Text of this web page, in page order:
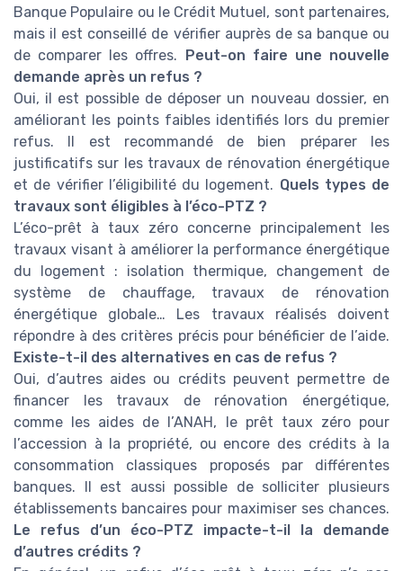
Banque Populaire ou le Crédit Mutuel, sont partenaires,
mais il est conseillé de vérifier auprès de sa banque ou
de comparer les offres. Peut-on faire une nouvelle
demande après un refus ?
Oui, il est possible de déposer un nouveau dossier, en
améliorant les points faibles identifiés lors du premier
refus. Il est recommandé de bien préparer les
justificatifs sur les travaux de rénovation énergétique
et de vérifier l’éligibilité du logement. Quels types de
travaux sont éligibles à l’éco-PTZ ?
L’éco-prêt à taux zéro concerne principalement les
travaux visant à améliorer la performance énergétique
du logement : isolation thermique, changement de
système de chauffage, travaux de rénovation
énergétique globale… Les travaux réalisés doivent
répondre à des critères précis pour bénéficier de l’aide.
Existe-t-il des alternatives en cas de refus ?
Oui, d’autres aides ou crédits peuvent permettre de
financer les travaux de rénovation énergétique,
comme les aides de l’ANAH, le prêt taux zéro pour
l’accession à la propriété, ou encore des crédits à la
consommation classiques proposés par différentes
banques. Il est aussi possible de solliciter plusieurs
établissements bancaires pour maximiser ses chances.
Le refus d’un éco-PTZ impacte-t-il la demande
d’autres crédits ?